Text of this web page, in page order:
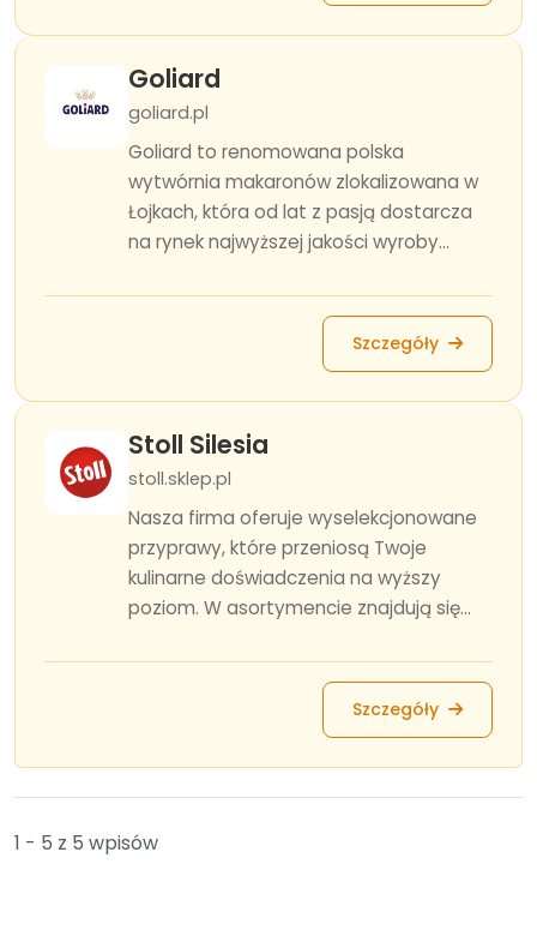
Goliard
goliard.pl
Goliard to renomowana polska
wytwórnia makaronów zlokalizowana w
Łojkach, która od lat z pasją dostarcza
na rynek najwyższej jakości wyroby...
Szczegóły
Stoll Silesia
stoll.sklep.pl
Nasza firma oferuje wyselekcjonowane
przyprawy, które przeniosą Twoje
kulinarne doświadczenia na wyższy
poziom. W asortymencie znajdują się...
Szczegóły
1 - 5 z 5 wpisów